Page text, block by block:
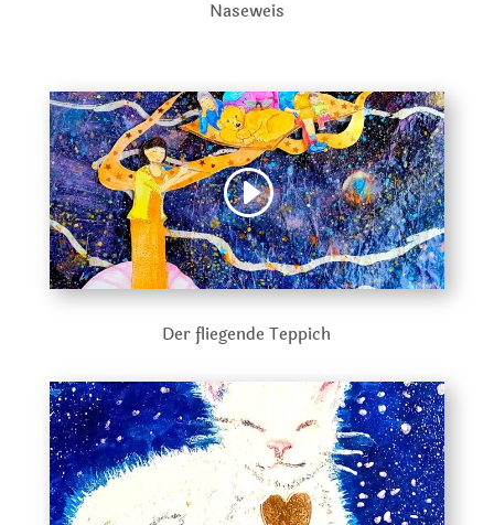
Naseweis
Der fliegende Teppich